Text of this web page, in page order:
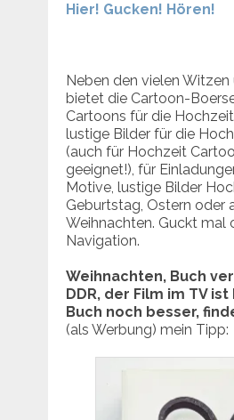
Hier! Gucken! Hören!
Neben den vielen Witzen
bietet die Cartoon-
Cartoons für die
lustige Bilder für die
(auch für Hochzeit
geeignet!), für
Motive, lustige Bilder
Geburtstag, Ostern oder
Weihnachten. Guckt mal
Navigation.
Weihnachten, Buch
DDR, der Film im TV
Buch noch besser,
(als Werbung) mein Tipp: